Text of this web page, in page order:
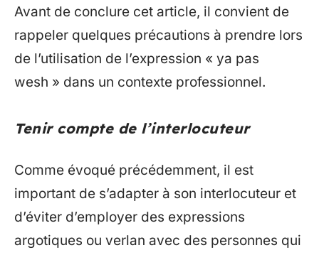
Avant de conclure cet article, il convient de
rappeler quelques précautions à prendre lors
de l’utilisation de l’expression « ya pas
wesh » dans un contexte professionnel.
Tenir compte de l’interlocuteur
Comme évoqué précédemment, il est
important de s’adapter à son interlocuteur et
d’éviter d’employer des expressions
argotiques ou verlan avec des personnes qui